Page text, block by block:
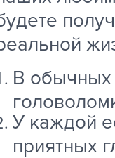
В обычных
У каждой
приятных